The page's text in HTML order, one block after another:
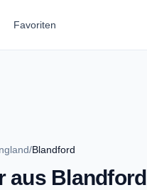
Favoriten
/Blandford
aus Blandford